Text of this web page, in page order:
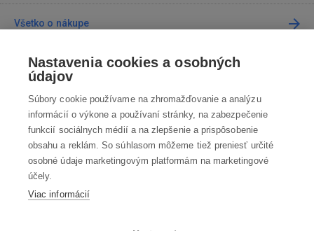
Všetko o nákupe
Predajne
Kontakt
Kontaktujte nás
info@robotworld.sk
02 / 205 103 00
Nastavenia cookies a osobných
údajov
Súbory cookie používame na zhromažďovanie a analýzu
informácií o výkone a používaní stránky, na zabezpečenie
funkcií sociálnych médií a na zlepšenie a prispôsobenie
obsahu a reklám. So súhlasom môžeme tiež preniesť určité
osobné údaje marketingovým platformám na marketingové
účely.
Viac informácií